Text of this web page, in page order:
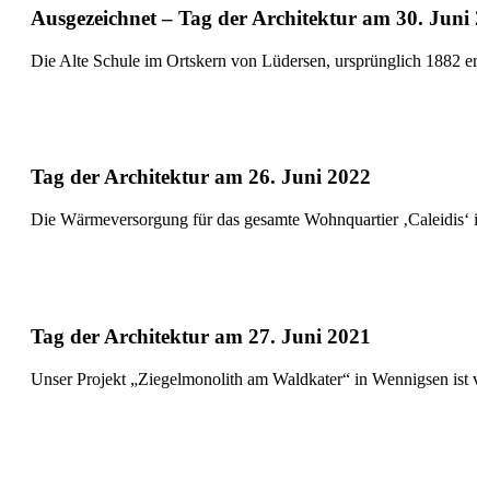
Ausgezeichnet – Tag der Architektur am 30. Juni
Die Alte Schule im Ortskern von Lüdersen, ursprünglich 1882
Tag der Architektur am 26. Juni 2022
Die Wärmeversorgung für das gesamte Wohnquartier
Tag der Architektur am 27. Juni 2021
Unser Projekt „Ziegelmonolith am Waldkater“ in Wennigsen